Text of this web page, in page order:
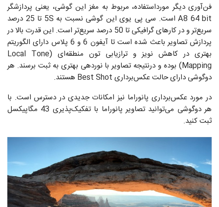
فن‌آوری دیگر مورداستفاده، مربوط به مغز این گوشی، یعنی پردازشگر
A8 64 bit است. سی پی یوی این گوشی نسبت به 5S تا 25 درصد
سریع‌تر و در کار‌های گرافیکی تا 50 درصد سریع‌تر است. این قدرت بالا در
پردازش تصاویر باعث شده است تا آیفون 6 و 6 پلاس دارای الگوریتم
بهتری در کاهش نویز و ترازیابی تون منطقه‌ای (Local Tone
Mapping) بوده و درنتیجه تصاویر با نوردهی بهتری به ثبت برسند. هر
دوگوشی دارای حالت عکس‌برداری Best Shot هستند.
در مورد عکس‌برداری پانوراما نیز امکانات جدیدی در دسترس است. با
هر دوگوشی می‌توانید تصاویر پانوراما با تفکیک‌پذیری 43 مگاپیکسل
ثبت کنید.